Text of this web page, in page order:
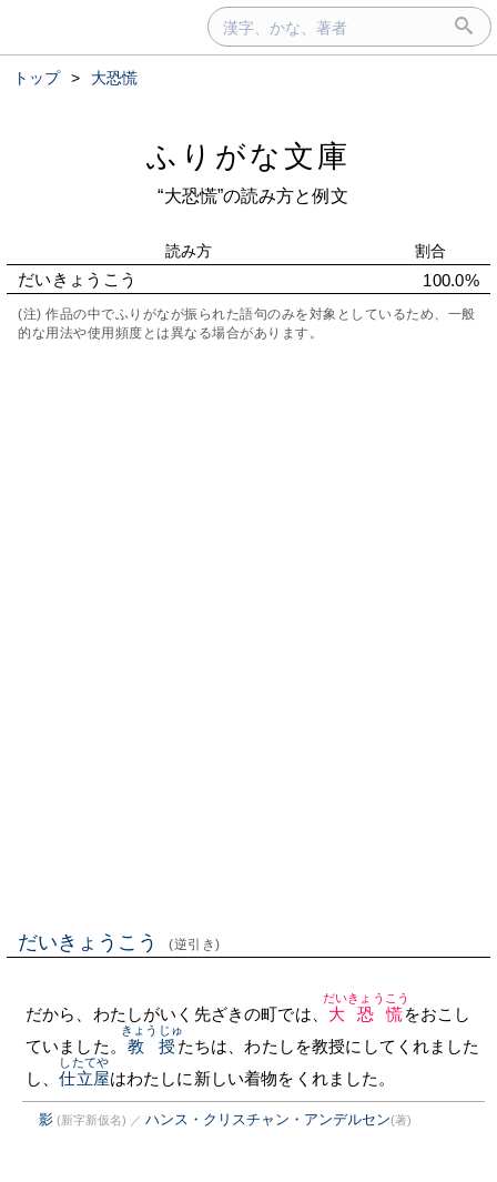
トップ > 大恐慌
ふりがな文庫
“大恐慌”の読み方と例文
読み方 割合
だいきょうこう 100.0%
(注) 作品の中でふりがなが振られた語句のみを対象としているため、一般
的な用法や使用頻度とは異なる場合があります。
だいきょうこう (逆引き)
だから、わたしがいく先ざきの町では、 大恐慌
だいきょうこう
をおこし
ていました。 教授
きょうじゅ
たちは、わたしを教授にしてくれました
し、仕立屋
したてや
はわたしに新しい着物をくれました。
影 (新字新仮名) ／ ハンス・クリスチャン・アンデルセン(著)